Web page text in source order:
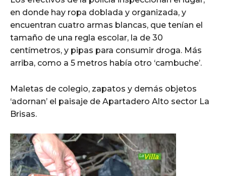
en donde hay ropa doblada y organizada, y
encuentran cuatro armas blancas, que tenían el
tamaño de una regla escolar, la de 30
centímetros, y pipas para consumir droga. Más
arriba, como a 5 metros había otro ‘cambuche’.
Maletas de colegio, zapatos y demás objetos
‘adornan’ el paisaje de Apartadero Alto sector La
Brisas.